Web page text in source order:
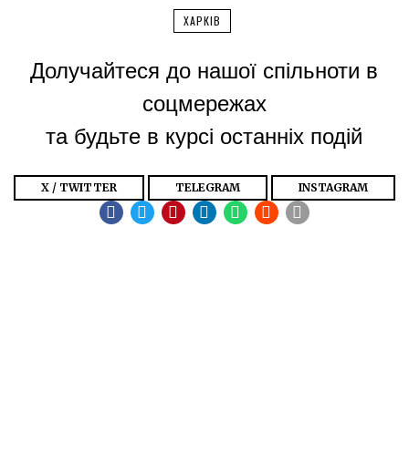
ХАРКІВ
Долучайтеся до нашої спільноти в
соцмережах
та будьте в курсі останніх подій
X / TWITTER TELEGRAM INSTAGRAM